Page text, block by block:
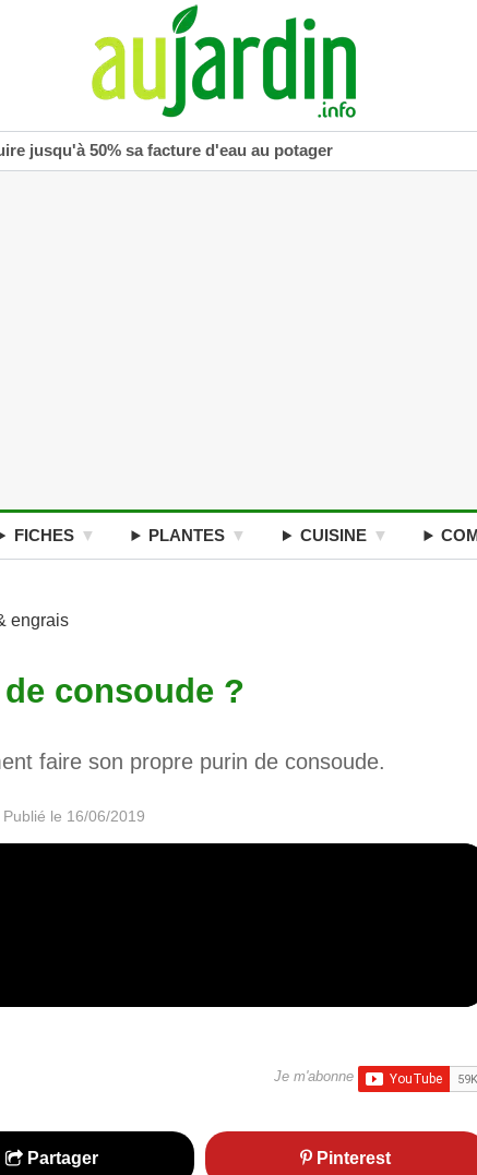
jusqu'à 50% sa facture d'eau au potager
FICHES PLANTES CUISINE
engrais
consoude ?
faire son propre purin de consoude.
Publié le 16/06/2019
Je m'abonne
Partager Pinterest